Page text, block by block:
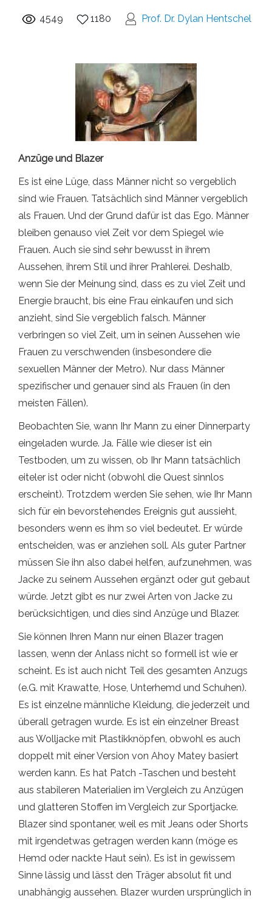
4549 1180 Prof. Dr. Dylan Hentschel
Anzüge und Blazer
Es ist eine Lüge, dass Männer nicht so vergeblich
sind wie Frauen. Tatsächlich sind Männer vergeblich
als Frauen. Und der Grund dafür ist das Ego. Männer
bleiben genauso viel Zeit vor dem Spiegel wie
Frauen. Auch sie sind sehr bewusst in ihrem
Aussehen, ihrem Stil und ihrer Prahlerei. Deshalb,
wenn Sie der Meinung sind, dass es zu viel Zeit und
Energie braucht, bis eine Frau einkaufen und sich
anzieht, sind Sie vergeblich falsch. Männer
verbringen so viel Zeit, um in seinen Aussehen wie
Frauen zu verschwenden (insbesondere die
sexuellen Männer der Metro). Nur dass Männer
spezifischer und genauer sind als Frauen (in den
meisten Fällen).
Beobachten Sie, wann Ihr Mann zu einer Dinnerparty
eingeladen wurde. Ja. Fälle wie dieser ist ein
Testboden, um zu wissen, ob Ihr Mann tatsächlich
eiteler ist oder nicht (obwohl die Quest sinnlos
erscheint). Trotzdem werden Sie sehen, wie Ihr Mann
sich für ein bevorstehendes Ereignis gut aussieht,
besonders wenn es ihm so viel bedeutet. Er würde
entscheiden, was er anziehen soll. Als guter Partner
müssen Sie ihn also dabei helfen, aufzunehmen, was
Jacke zu seinem Aussehen ergänzt oder gut gebaut
würde. Jetzt gibt es nur zwei Arten von Jacke zu
berücksichtigen, und dies sind Anzüge und Blazer.
Sie können Ihren Mann nur einen Blazer tragen
lassen, wenn der Anlass nicht so formell ist wie er
scheint. Es ist auch nicht Teil des gesamten Anzugs
(e.G. mit Krawatte, Hose, Unterhemd und Schuhen).
Es ist einzelne männliche Kleidung, die jederzeit und
überall getragen wurde. Es ist ein einzelner Breast
aus Wolljacke mit Plastikknöpfen, obwohl es auch
doppelt mit einer Version von Ahoy Matey basiert
werden kann. Es hat Patch -Taschen und besteht
aus stabileren Materialien im Vergleich zu Anzügen
und glatteren Stoffen im Vergleich zur Sportjacke.
Blazer sind spontaner, weil es mit Jeans oder Shorts
mit irgendetwas getragen werden kann (möge es
Hemd oder nackte Haut sein). Es ist in gewissem
Sinne lässig und lässt den Träger absolut fit und
unabhängig aussehen. Blazer wurden ursprünglich in